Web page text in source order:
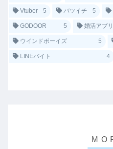
Vtuber 5 バツイチ 5
GODOOR 5 婚活アプリ
ウインドボーイズ 5
LINEバイト 4